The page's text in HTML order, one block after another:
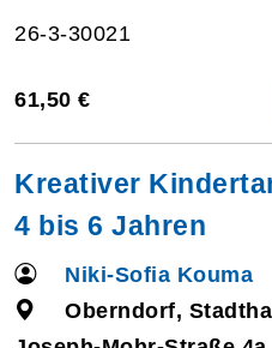
26-3-30021
61,50 €
Kreativer
4 bis 6 Jahren
Niki-Sofia Kouma
Oberndorf,